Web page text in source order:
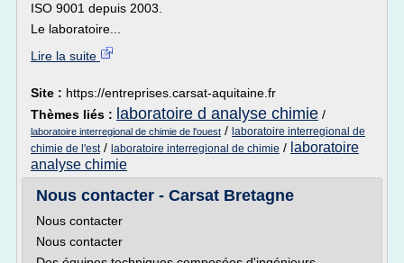
ISO 9001 depuis 2003.
Le laboratoire...
Lire la suite
Site : https://entreprises.carsat-aquitaine.fr
Thèmes liés : laboratoire d analyse chimie /
laboratoire interregional de chimie de l'ouest / laboratoire interregional de
chimie de l'est/ laboratoire interregional de chimie / laboratoire
analyse chimie
Nous contacter - Carsat Bretagne
Nous contacter
Nous contacter